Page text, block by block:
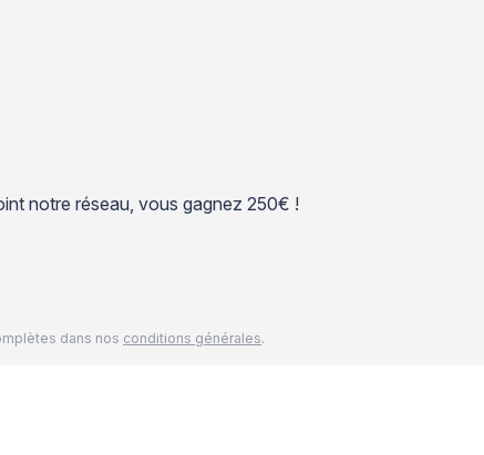
notre réseau, vous gagnez 250€ !
dans nos conditions générales.